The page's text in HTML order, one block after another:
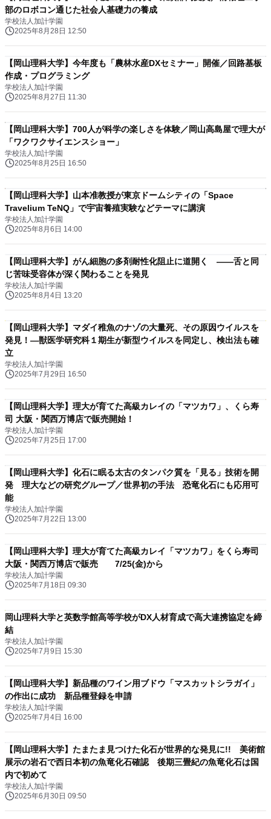
部のロボコン通じた社会人基礎力の養成
学校法人加計学園
2025年8月28日 12:50
【岡山理科大学】今年度も「農林水産DXセミナー」開催／回路基板
作成・プログラミング
学校法人加計学園
2025年8月27日 11:30
【岡山理科大学】700人が科学の楽しさを体験／岡山高島屋で理大が
「ワクワクサイエンスショー」
学校法人加計学園
2025年8月25日 16:50
【岡山理科大学】山本准教授が東京ドームシティの「Space
Travelium TeNQ」で宇宙養殖実験などテーマに講演
学校法人加計学園
2025年8月6日 14:00
【岡山理科大学】がん細胞の多剤耐性化阻止に道開く ――舌と同
じ苦味受容体が深く関わることを発見
学校法人加計学園
2025年8月4日 13:20
【岡山理科大学】マダイ稚魚のナゾの大量死、その原因ウイルスを
発見！―獣医学研究科１期生が新型ウイルスを同定し、検出法も確
立
学校法人加計学園
2025年7月29日 16:50
【岡山理科大学】理大が育てた高級カレイの「マツカワ」、くら寿
司 大阪・関西万博店で販売開始！
学校法人加計学園
2025年7月25日 17:00
【岡山理科大学】化石に眠る太古のタンパク質を「見る」技術を開
発 理大などの研究グループ／世界初の手法 恐竜化石にも応用可
能
学校法人加計学園
2025年7月22日 13:00
【岡山理科大学】理大が育てた高級カレイ「マツカワ」をくら寿司
大阪・関西万博店で販売 7/25(金)から
学校法人加計学園
2025年7月18日 09:30
岡山理科大学と英数学館高等学校がDX人材育成で高大連携協定を締
結
学校法人加計学園
2025年7月9日 15:30
【岡山理科大学】新品種のワイン用ブドウ「マスカットシラガイ」
の作出に成功 新品種登録を申請
学校法人加計学園
2025年7月4日 16:00
【岡山理科大学】たまたま見つけた化石が世界的な発見に!! 美術館
展示の岩石で西日本初の魚竜化石確認 後期三畳紀の魚竜化石は国
内で初めて
学校法人加計学園
2025年6月30日 09:50